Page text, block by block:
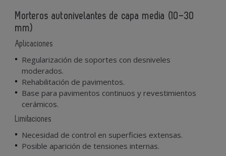
Morteros autonivelantes de capa media (10–30
mm)
Aplicaciones
Regularización de soportes con desniveles
moderados.
Rehabilitación de pavimentos.
Base para pavimentos continuos y revestimientos
cerámicos.
Limitaciones
Necesidad de control en superficies extensas.
Posible aparición de tensiones internas.